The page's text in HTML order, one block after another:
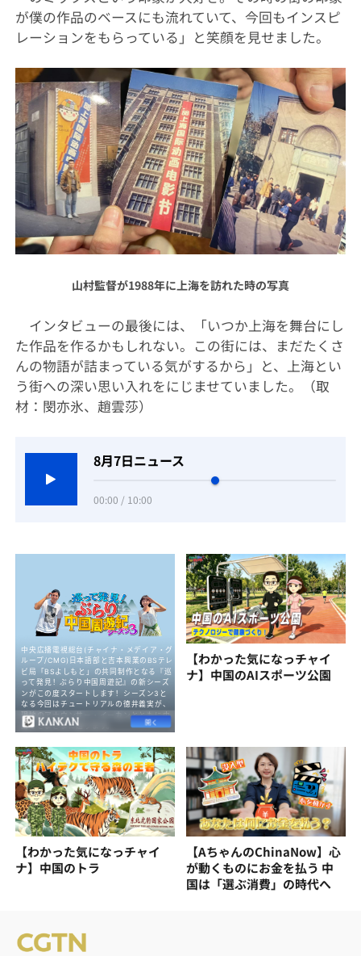
が僕の作品のベースにも流れていて、今回もインスピ
レーションをもらっている」と笑顔を見せました。
山村監督が1988年に上海を訪れた時の写真
インタビューの最後には、「いつか上海を舞台にし
た作品を作るかもしれない。この街には、まだたくさ
んの物語が詰まっている気がするから」と、上海とい
う街への深い思い入れをにじませていました。（取
材：閔亦氷、趙雲莎）
8月7日ニュース
00:00 / 10:00
【わかった気になっチャイ
ナ】中国のAIスポーツ公園
【わかった気になっチャイ
ナ】中国のトラ
【AちゃんのChinaNow】心
が動くものにお金を払う 中
国は「選ぶ消費」の時代へ